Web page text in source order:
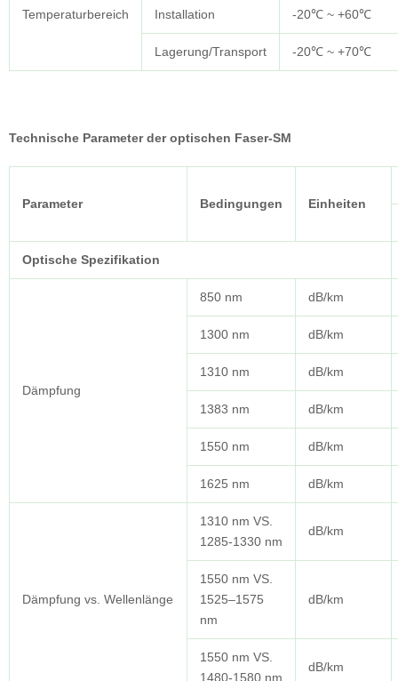
Temperaturbereich Installation -20℃ ~ +60℃
Lagerung/Transport -20℃ ~ +70℃
Technische Parameter der optischen Faser-SM
Parameter Bedingungen Einheiten
Optische Spezifikation
Dämpfung
850 nm dB/km
1300 nm dB/km
1310 nm dB/km
1383 nm dB/km
1550 nm dB/km
1625 nm dB/km
Dämpfung vs. Wellenlänge
1310 nm VS.
1285-1330 nm
dB/km
1550 nm VS.
1525–1575
nm
dB/km
1550 nm VS.
1480-1580 nm
dB/km